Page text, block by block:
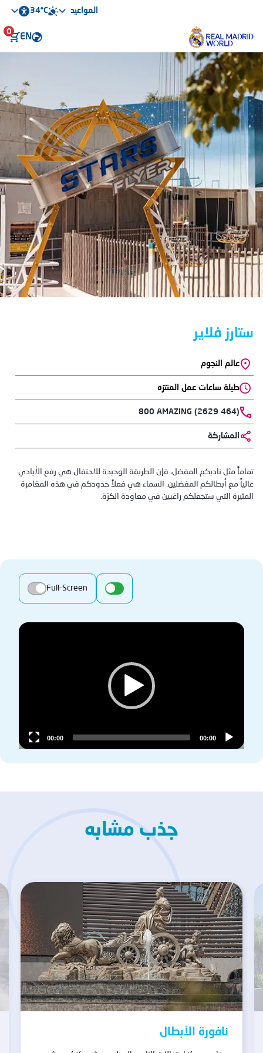
34°C المواعيد
EN
0
ستارز فلاير
Location
عالم النجوم
طيلة ساعات عمل المنتزه
Phone
800 AMAZING (2629 464)
المشاركة
Body
تماماً مثل ناديكم المفضل، فإن الطريقة الوحيدة للاحتفال هي رفع الأيادي
عالياً مع أبطالكم المفضلين. السماء هي فعلاً حدودكم في هذه المغامرة
المثيرة التي ستجعلكم راغبين في معاودة الكرّة.
Full-Screen
Video
00:00
00:00
جذب مشابه
نافورة الأبطال